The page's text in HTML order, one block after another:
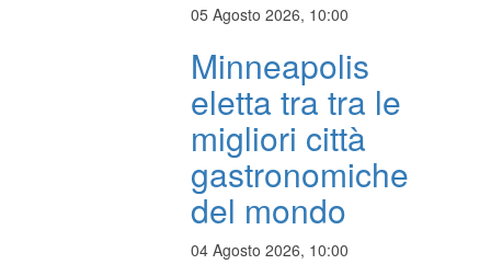
05 Agosto 2026, 10:00
Minneapolis
eletta tra tra le
migliori città
gastronomiche
del mondo
04 Agosto 2026, 10:00